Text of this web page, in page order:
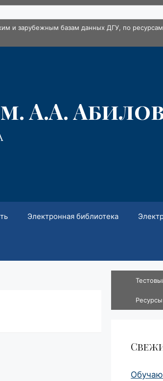
и зарубежным базам данных ДГУ, по ресурсам
А.А.
Электронная библиотека
Ресурсы